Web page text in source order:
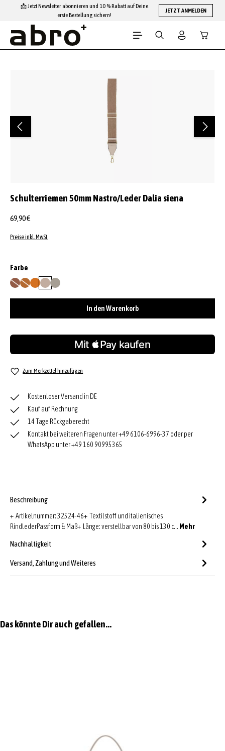
Zum Hauptinhalt springen
📩 Jetzt Newsletter abonnieren und 10 % Rabatt auf Deine
erste Bestellung sichern!
JETZT ANMELDEN
Schulterriemen 50mm Nastro/Leder Dalia siena
69,90 €
Preise inkl. MwSt.
Farbe
caramel/cognac
(Diese Option ist zurzeit nicht verfügbar.)
cuoio
(Diese Option ist zurzeit nicht verfügbar.)
orange
sienastone
In den Warenkorb
Zum Merkzettel hinzufügen
Kostenloser Versand in DE
Kauf auf Rechnung
14 Tage Rückgaberecht
Kontakt bei weiteren Fragen unter +49 6106-6996-37 oder per
WhatsApp unter +49 160 90995365
Beschreibung
+ Artikelnummer: 32524-46+ Textilstoff und italienisches
RindlederPassform & Maß+ Länge: verstellbar von 80 bis 130 c… Mehr
Nachhaltigkeit
Versand, Zahlung und Weiteres
Produktgalerie überspringen
Das könnte Dir auch gefallen...